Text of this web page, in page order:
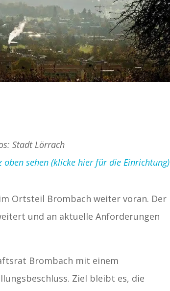
Stadt Lörrach
oben sehen (klicke hier für die Einrichtung)
Ortsteil Brombach weiter voran. Der
und an aktuelle Anforderungen
Brombach mit einem
Ziel bleibt es, die